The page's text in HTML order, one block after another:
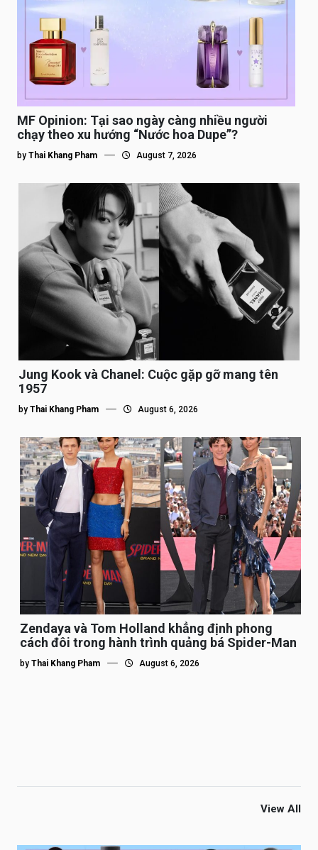
MF Opinion: Tại sao ngày càng nhiều người
chạy theo xu hướng “Nước hoa Dupe”?
by Thai Khang Pham August 7, 2026
Jung Kook và Chanel: Cuộc gặp gỡ mang tên
1957
by Thai Khang Pham August 6, 2026
Zendaya và Tom Holland khẳng định phong
cách đôi trong hành trình quảng bá Spider-Man
by Thai Khang Pham August 6, 2026
View All